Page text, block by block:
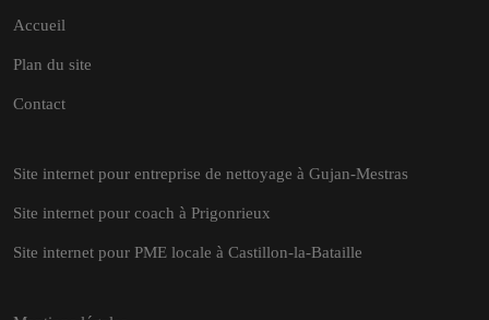
Accueil
Plan du site
Contact
Site internet pour entreprise de nettoyage à Gujan-Mestras
Site internet pour coach à Prigonrieux
Site internet pour PME locale à Castillon-la-Bataille